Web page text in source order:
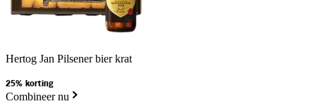
Hertog Jan Pilsener bier krat
25% korting
Combineer nu